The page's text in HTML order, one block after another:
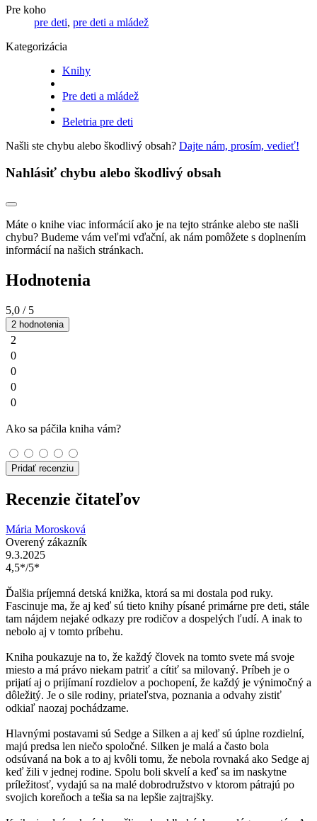
Pre koho
pre deti, pre deti a mládež
Kategorizácia
Knihy
Pre deti a mládež
Beletria pre deti
Našli ste chybu alebo škodlivý obsah? Dajte nám, prosím, vedieť!
Nahlásiť chybu alebo škodlivý obsah
Máte o knihe viac informácií ako je na tejto stránke alebo ste našli
chybu? Budeme vám veľmi vďační, ak nám pomôžete s doplnením
informácií na našich stránkach.
Hodnotenia
5,0 / 5
2 hodnotenia
2
0
0
0
0
Ako sa páčila kniha vám?
Pridať recenziu
Recenzie čitateľov
Mária Morosková
Overený zákazník
9.3.2025
4,5*/5*
Ďalšia príjemná detská knižka, ktorá sa mi dostala pod ruky.
Fascinuje ma, že aj keď sú tieto knihy písané primárne pre deti, stále
tam nájdem nejaké odkazy pre rodičov a dospelých ľudí. A inak to
nebolo aj v tomto príbehu.
Kniha poukazuje na to, že každý človek na tomto svete má svoje
miesto a má právo niekam patriť a cítiť sa milovaný. Príbeh je o
prijatí aj o prijímaní rozdielov a pochopení, že každý je výnimočný a
dôležitý. Je o sile rodiny, priateľstva, poznania a odvahy zistiť
odkiaľ naozaj pochádzame.
Hlavnými postavami sú Sedge a Silken a aj keď sú úplne rozdielní,
majú predsa len niečo spoločné. Silken je malá a často bola
odsúvaná na bok a to aj kvôli tomu, že nebola rovnaká ako Sedge aj
keď žili v jednej rodine. Spolu boli skvelí a keď sa im naskytne
príležitosť, vydajú sa na malé dobrodružstvo v ktorom pátrajú po
svojich koreňoch a tešia sa na lepšie zajtrajšky.